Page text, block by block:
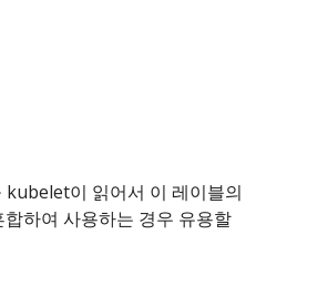
kubelet이 읽어서 이 레이블의
하여 사용하는 경우 유용할